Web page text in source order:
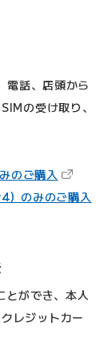
電話、店頭から
の受け取り、
のご購入 （新しい
のみのご購入
とができ、本人
レジットカー